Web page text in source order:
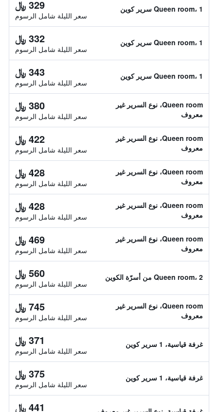
Queen room، 1 سرير كوين 329 ﷼
سعر الليلة شامل الرسوم
Queen room، 1 سرير كوين 332 ﷼
سعر الليلة شامل الرسوم
Queen room، 1 سرير كوين 343 ﷼
سعر الليلة شامل الرسوم
Queen room، نوع السرير غير
معروف
380 ﷼
سعر الليلة شامل الرسوم
Queen room، نوع السرير غير
معروف
422 ﷼
سعر الليلة شامل الرسوم
Queen room، نوع السرير غير
معروف
428 ﷼
سعر الليلة شامل الرسوم
Queen room، نوع السرير غير
معروف
428 ﷼
سعر الليلة شامل الرسوم
Queen room، نوع السرير غير
معروف
469 ﷼
سعر الليلة شامل الرسوم
Queen room، 2 من أسرّة الكوين 560 ﷼
سعر الليلة شامل الرسوم
Queen room، نوع السرير غير
معروف
745 ﷼
سعر الليلة شامل الرسوم
غرفة قياسية، 1 سرير كوين 371 ﷼
سعر الليلة شامل الرسوم
غرفة قياسية، 1 سرير كوين 375 ﷼
سعر الليلة شامل الرسوم
441 ﷼